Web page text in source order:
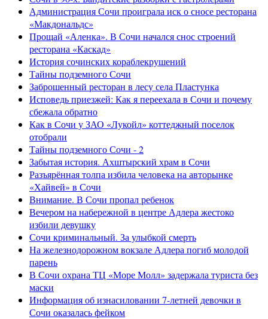
Администрация Сочи проиграла иск о сносе ресторана
«Макдональдс»
Прощай «Аленка». В Сочи начался снос строений
ресторана «Каскад»
История сочинских кораблекрушений
Тайны подземного Сочи
Заброшенный ресторан в лесу села Пластунка
Исповедь приезжей: Как я переехала в Сочи и почему
сбежала обратно
Как в Сочи у ЗАО «Лукойл» коттеджный поселок
отобрали
Тайны подземного Сочи - 2
Забытая история. Ахштырский храм в Сочи
Разъярённая толпа избила человека на авторынке
«Хайвей» в Сочи
Внимание. В Сочи пропал ребенок
Вечером на набережной в центре Адлера жестоко
избили девушку
Сочи криминальный. За улыбкой смерть
На железнодорожном вокзале Адлера погиб молодой
парень
В Сочи охрана ТЦ «Море Молл» задержала туриста без
маски
Информация об изнасиловании 7-летней девочки в
Сочи оказалась фейком